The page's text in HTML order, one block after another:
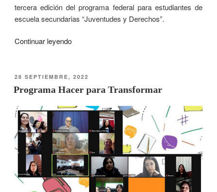
tercera edición del programa federal para estudiantes de
escuela secundarias “Juventudes y Derechos”.
Continuar leyendo
28 SEPTIEMBRE, 2022
Programa Hacer para Transformar